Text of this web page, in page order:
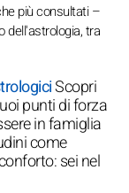
più consultati –
dell'astrologia, tra
Scopri
punti di forza
in famiglia
come
sei nel